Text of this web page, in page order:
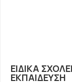
ΕΙΔΙΚΑ
ΕΚΠΑΙΔΕΥΣΗ